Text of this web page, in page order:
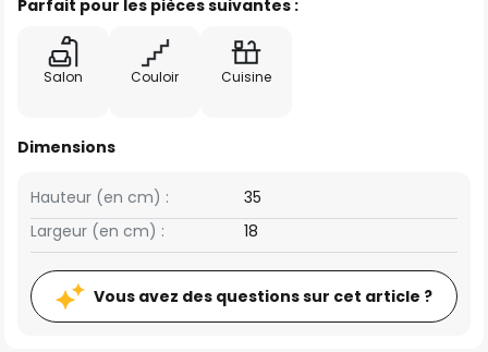
Parfait pour les pièces suivantes :
Salon Couloir Cuisine
Dimensions
Largeur (en cm) : 18
Hauteur (en cm) : 35
Vous avez des questions sur cet article ?